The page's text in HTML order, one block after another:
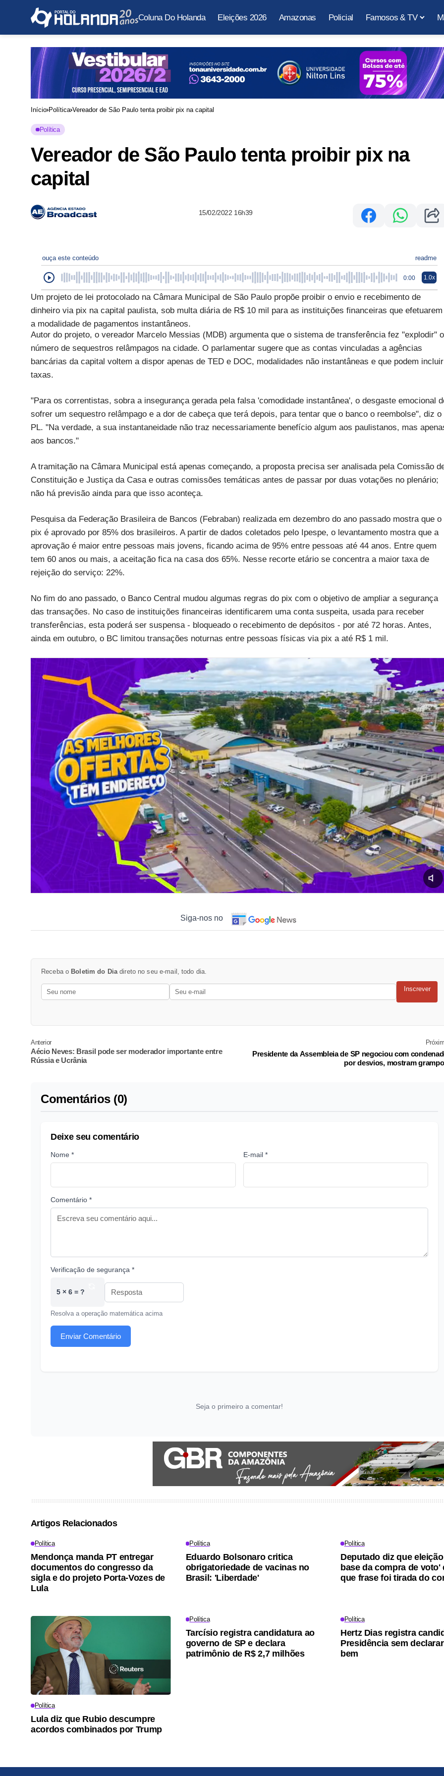
Coluna Do Holanda Eleições 2026 Amazonas Policial Famosos & TV
Início Política Vereador de São Paulo tenta proibir pix na capital
Política
Vereador de São Paulo tenta proibir pix na
capital
15/02/2022 16h39
ouça este conteúdo readme
0:00 1.0x
Um projeto de lei protocolado na Câmara Municipal de São Paulo propõe proibir o envio e recebimento de
dinheiro via pix na capital paulista, sob multa diária de R$ 10 mil para as instituições financeiras que efetuarem
a modalidade de pagamentos instantâneos.
Autor do projeto, o vereador Marcelo Messias (MDB) argumenta que o sistema de transferência fez "explodir" o
número de sequestros relâmpagos na cidade. O parlamentar sugere que as contas vinculadas a agências
bancárias da capital voltem a dispor apenas de TED e DOC, modalidades não instantâneas e que podem incluir
taxas.
"Para os correntistas, sobra a insegurança gerada pela falsa 'comodidade instantânea', o desgaste emocional
sofrer um sequestro relâmpago e a dor de cabeça que terá depois, para tentar que o banco o reembolse", diz o
PL. "Na verdade, a sua instantaneidade não traz necessariamente benefício algum aos paulistanos, mas
aos bancos."
A tramitação na Câmara Municipal está apenas começando, a proposta precisa ser analisada pela Comissão
Constituição e Justiça da Casa e outras comissões temáticas antes de passar por duas votações no plenário;
não há previsão ainda para que isso aconteça.
Pesquisa da Federação Brasileira de Bancos (Febraban) realizada em dezembro do ano passado mostra que o
pix é aprovado por 85% dos brasileiros. A partir de dados coletados pelo Ipespe, o levantamento mostra que a
aprovação é maior entre pessoas mais jovens, ficando acima de 95% entre pessoas até 44 anos. Entre quem
tem 60 anos ou mais, a aceitação fica na casa dos 65%. Nesse recorte etário se concentra a maior taxa de
rejeição do serviço: 22%.
No fim do ano passado, o Banco Central mudou algumas regras do pix com o objetivo de ampliar a segurança
das transações. No caso de instituições financeiras identificarem uma conta suspeita, usada para receber
transferências, esta poderá ser suspensa - bloqueado o recebimento de depósitos - por até 72 horas. Antes,
ainda em outubro, o BC limitou transações noturnas entre pessoas físicas via pix a até R$ 1 mil.
Siga-nos no
Receba o Boletim do Diadireto no seu e-mail, todo dia.
Inscrever
Anterior
Aécio Neves: Brasil pode ser moderador importante entre
Rússia e Ucrânia
Presidente da Assembleia de SP negociou com
por desvios, mostram
Comentários (0)
Deixe seu comentário
Nome * E-mail *
Comentário *
Verificação de segurança *
5 × 6 = ?
Resolva a operação matemática acima
Enviar Comentário
Seja o primeiro a comentar!
Artigos Relacionados
Política
Mendonça manda PT entregar
documentos do congresso da
sigla e do projeto Porta-Vozes de
Lula
Política
Eduardo Bolsonaro critica
obrigatoriedade de vacinas no
Brasil: 'Liberdade'
Política
Deputado diz que
base da compra de voto'
que frase foi tirada do
Política
Lula diz que Rubio descumpre
acordos combinados por Trump
Política
Tarcísio registra candidatura ao
governo de SP e declara
patrimônio de R$ 2,7 milhões
Política
Hertz Dias registra
Presidência sem
bem